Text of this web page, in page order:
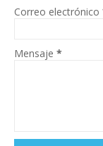
Correo electrónico
Mensaje *